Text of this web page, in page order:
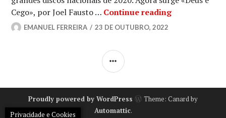
Cego», por Joel Fausto … Continue readingA nova
EMANUEL FERREIRA 23 DE OUTUBRO, 2022
SIDEBAR
Proudly powered by WordPress
Theme: Canard by
Automattic.
Privacidade e Cookies